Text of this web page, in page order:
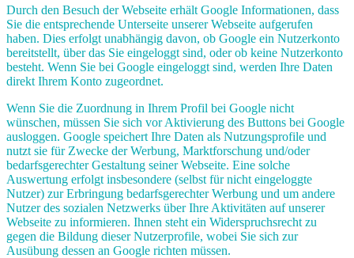
Durch den Besuch der Webseite erhält Google Informationen, dass
Sie die entsprechende Unterseite unserer Webseite aufgerufen
haben. Dies erfolgt unabhängig davon, ob Google ein Nutzerkonto
bereitstellt, über das Sie eingeloggt sind, oder ob keine Nutzerkonto
besteht. Wenn Sie bei Google eingeloggt sind, werden Ihre Daten
direkt Ihrem Konto zugeordnet.
Wenn Sie die Zuordnung in Ihrem Profil bei Google nicht
wünschen, müssen Sie sich vor Aktivierung des Buttons bei Google
ausloggen. Google speichert Ihre Daten als Nutzungsprofile und
nutzt sie für Zwecke der Werbung, Marktforschung und/oder
bedarfsgerechter Gestaltung seiner Webseite. Eine solche
Auswertung erfolgt insbesondere (selbst für nicht eingeloggte
Nutzer) zur Erbringung bedarfsgerechter Werbung und um andere
Nutzer des sozialen Netzwerks über Ihre Aktivitäten auf unserer
Webseite zu informieren. Ihnen steht ein Widerspruchsrecht zu
gegen die Bildung dieser Nutzerprofile, wobei Sie sich zur
Ausübung dessen an Google richten müssen.